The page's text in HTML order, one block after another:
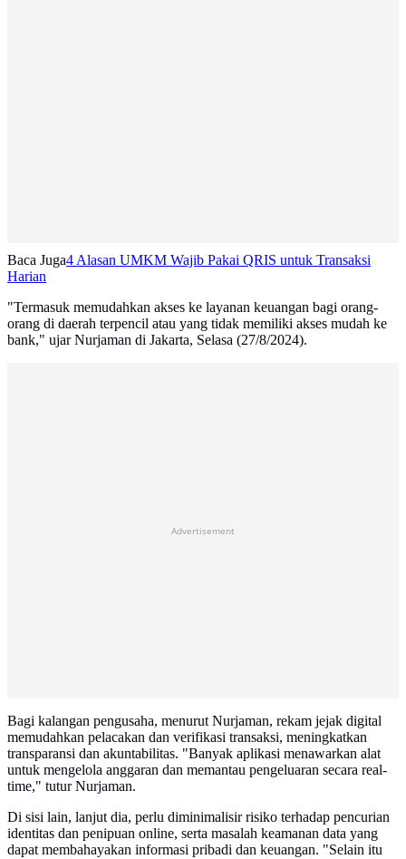
Baca Juga4 Alasan UMKM Wajib Pakai QRIS untuk Transaksi
Harian
"Termasuk memudahkan akses ke layanan keuangan bagi orang-
orang di daerah terpencil atau yang tidak memiliki akses mudah ke
bank," ujar Nurjaman di Jakarta, Selasa (27/8/2024).
Advertisement
Bagi kalangan pengusaha, menurut Nurjaman, rekam jejak digital
memudahkan pelacakan dan verifikasi transaksi, meningkatkan
transparansi dan akuntabilitas. "Banyak aplikasi menawarkan alat
untuk mengelola anggaran dan memantau pengeluaran secara real-
time," tutur Nurjaman.
Di sisi lain, lanjut dia, perlu diminimalisir risiko terhadap pencurian
identitas dan penipuan online, serta masalah keamanan data yang
dapat membahayakan informasi pribadi dan keuangan. "Selain itu